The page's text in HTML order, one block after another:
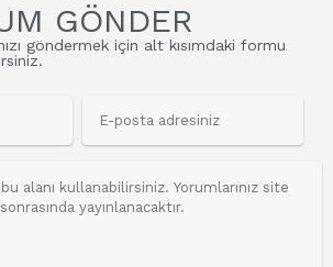
GÖNDER
göndermek için alt kısımdaki formu